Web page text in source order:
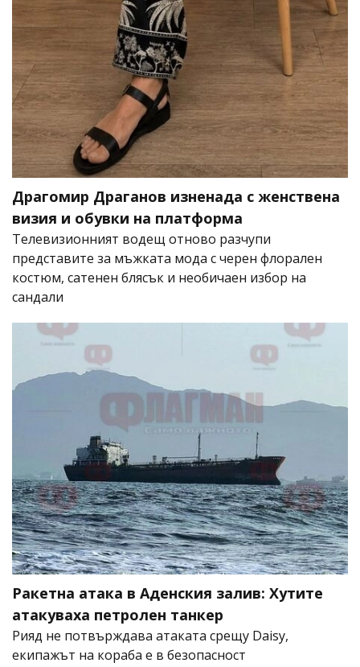
Драгомир Драганов изненада с женствена
визия и обувки на платформа
Телевизионният водещ отново разчупи
представите за мъжката мода с черен флорален
костюм, сатенен блясък и необичаен избор на
сандали
Ракетна атака в Аденския залив: Хутите
атакуваха петролен танкер
Рияд не потвърждава атаката срещу Daisy,
екипажът на кораба е в безопасност